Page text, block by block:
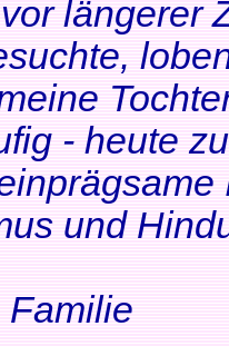
längerer
- heute
und
Familie